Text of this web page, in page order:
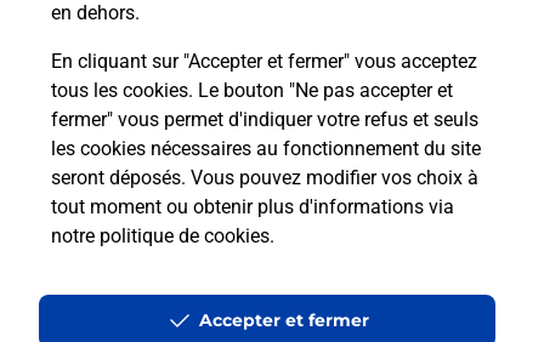
en dehors.
En cliquant sur "Accepter et fermer" vous acceptez
tous les cookies. Le bouton "Ne pas accepter et
fermer" vous permet d'indiquer votre refus et seuls
les cookies nécessaires au fonctionnement du site
seront déposés. Vous pouvez modifier vos choix à
tout moment ou obtenir plus d'informations via
notre politique de cookies.
Accepter et fermer
Localiser Liste Boîtes aux lettres Loiret Fay Aux Loges
Accessibilité : partiellement conforme